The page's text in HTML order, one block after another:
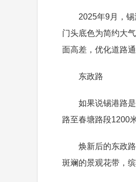
2025年9月，锡港
门头底色为简约大
面高差，优化道路通
东政路
如果说锡港路是
路至春塘路段1200
焕新后的东政路
斑斓的景观花带，